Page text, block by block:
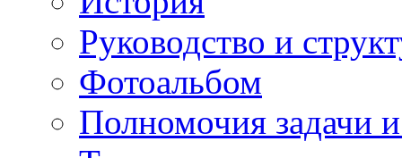
Руководство и
Фотоальбом
Полномочия задачи